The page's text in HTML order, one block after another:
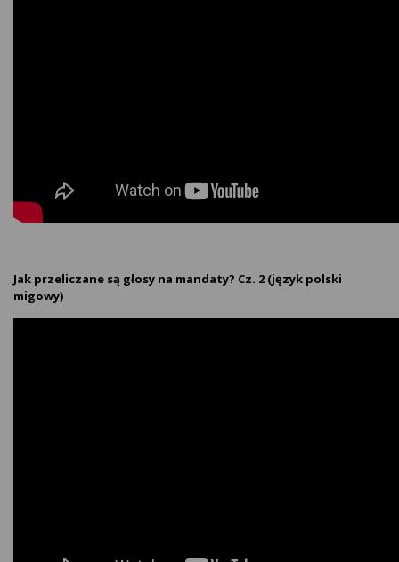
Jak przeliczane są głosy na mandaty? Cz. 2 (język polski
migowy)